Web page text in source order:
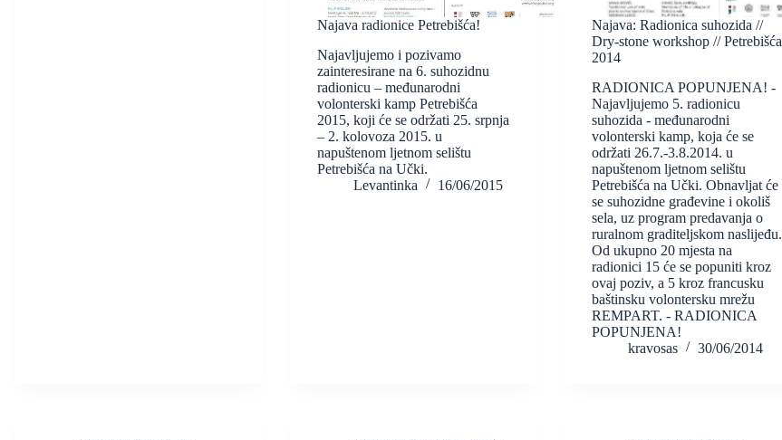
Najava radionice Petrebišća!
Najavljujemo i pozivamo
zainteresirane na 6. suhozidnu
radionicu – međunarodni
volonterski kamp Petrebišća
2015, koji će se održati 25. srpnja
– 2. kolovoza 2015. u
napuštenom ljetnom selištu
Petrebišća na Učki.
Levantinka
16/06/2015
Najava: Radionica suhozida //
Dry-stone workshop // Petrebišća
2014
RADIONICA POPUNJENA! -
Najavljujemo 5. radionicu
suhozida - međunarodni
volonterski kamp, koja će se
održati 26.7.-3.8.2014. u
napuštenom ljetnom selištu
Petrebišća na Učki. Obnavljat će
se suhozidne građevine i okoliš
sela, uz program predavanja o
ruralnom graditeljskom naslijeđu.
Od ukupno 20 mjesta na
radionici 15 će se popuniti kroz
ovaj poziv, a 5 kroz francusku
baštinsku volontersku mrežu
REMPART. - RADIONICA
POPUNJENA!
kravosas
30/06/2014